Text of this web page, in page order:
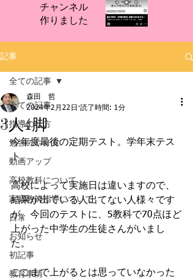
チャンネル
​作りました
記事
全ての記事
指導の仕方
勉強のやり方
動画アップ
高校教科について
家庭教師指導について
日常
お知らせ
初記事
教育事情
全ての記事
3人4脚
森田 哲
2024年2月22日 読了時間: 1分
今年度最後の定期テスト。学年末テス
ト。
高校によって実施日は違いますので、
結果が出ている人出てない人様々です
が、今回のテストに、5教科で70点ほど
上がった中学生の生徒さんがいまし
た。
ここまで上がるとは思っていなかった